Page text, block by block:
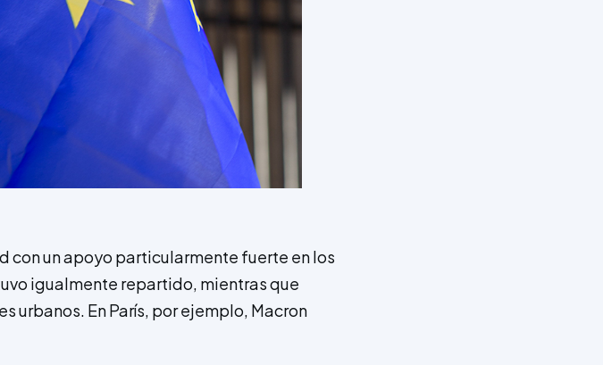
con un apoyo particularmente fuerte en los
igualmente repartido, mientras que
urbanos. En París, por ejemplo, Macron